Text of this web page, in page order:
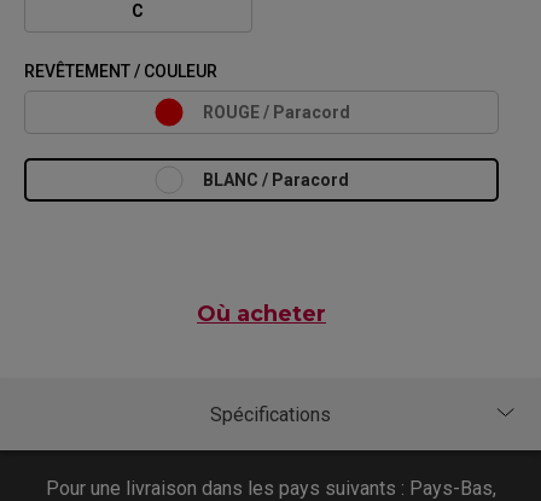
C
REVÊTEMENT / COULEUR
ROUGE / Paracord
BLANC / Paracord
Où acheter
Pour une livraison dans les pays suivants : Pays-Bas,